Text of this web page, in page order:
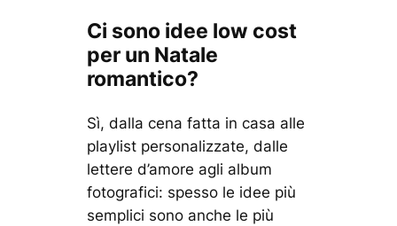
Ci sono idee low cost
per un Natale
romantico?
Sì, dalla cena fatta in casa alle
playlist personalizzate, dalle
lettere d’amore agli album
fotografici: spesso le idee più
semplici sono anche le più